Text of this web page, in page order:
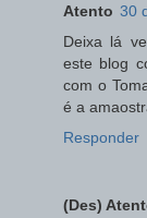
Atento 30
Deixa lá
este blog
com o
é a
Responder
(Des)